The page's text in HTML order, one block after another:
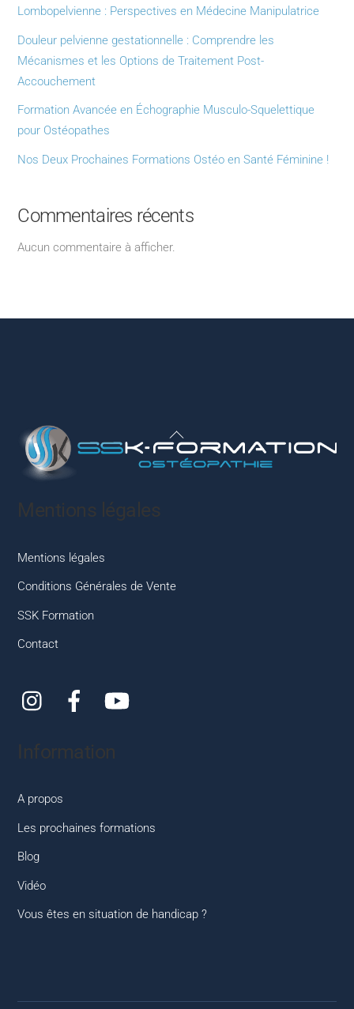
Lombopelvienne : Perspectives en Médecine Manipulatrice
Douleur pelvienne gestationnelle : Comprendre les
Mécanismes et les Options de Traitement Post-
Accouchement
Formation Avancée en Échographie Musculo-Squelettique
pour Ostéopathes
Nos Deux Prochaines Formations Ostéo en Santé Féminine !
Commentaires récents
Aucun commentaire à afficher.
Back
To
Top
Mentions légales
Mentions légales
Conditions Générales de Vente
SSK Formation
Contact
Instagram
Information
A propos
Les prochaines formations
Blog
Vidéo
Vous êtes en situation de handicap ?